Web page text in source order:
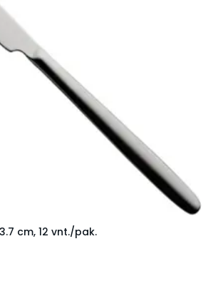
cm, 12 vnt./pak.